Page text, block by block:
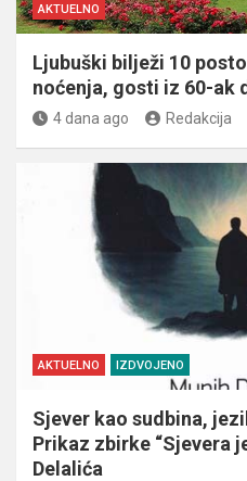
AKTUELNO
Ljubuški bilježi 10
noćenja, gosti iz 60-ak
4 dana ago Redakcija
AKTUELNO IZDVOJENO
Sjever kao sudbina,
Prikaz zbirke “Sjevera
Delalića